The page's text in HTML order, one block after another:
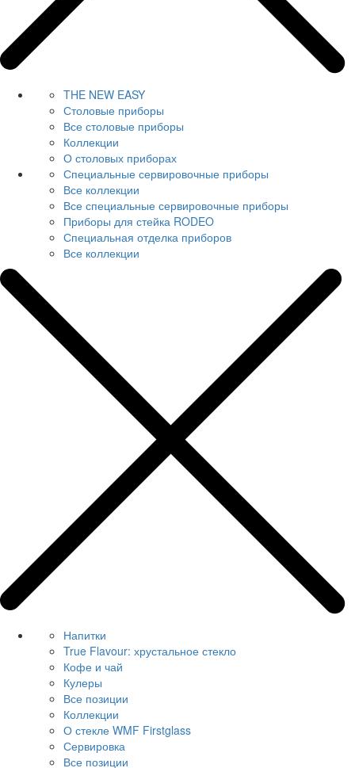
THE NEW EASY
Столовые приборы
Все столовые приборы
Коллекции
О столовых приборах
Специальные сервировочные приборы
Все коллекции
Все специальные сервировочные приборы
Приборы для стейка RODEO
Специальная отделка приборов
Все коллекции
Напитки
True Flavour: хрустальное стекло
Кофе и чай
Кулеры
Все позиции
Коллекции
О стекле WMF Firstglass
Сервировка
Все позиции